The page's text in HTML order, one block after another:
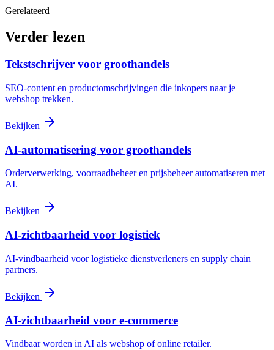
Gerelateerd
Verder lezen
Tekstschrijver voor groothandels
SEO-content en productomschrijvingen die inkopers naar je
webshop trekken.
Bekijken
AI-automatisering voor groothandels
Orderverwerking, voorraadbeheer en prijsbeheer automatiseren met
AI.
Bekijken
AI-zichtbaarheid voor logistiek
AI-vindbaarheid voor logistieke dienstverleners en supply chain
partners.
Bekijken
AI-zichtbaarheid voor e-commerce
Vindbaar worden in AI als webshop of online retailer.